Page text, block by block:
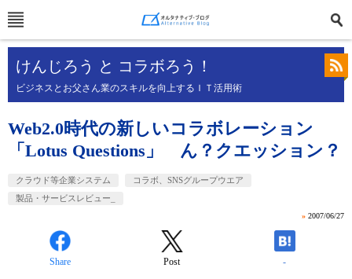
けんじろう と コラボろう！
ビジネスとお父さん業のスキルを向上するＩＴ活用術
Web2.0時代の新しいコラボレーション
「Lotus Questions」 ん？クエッション？
クラウド等企業システム
コラボ、SNSグループウエア
製品・サービスレビュー_
» 2007/06/27
Share Post -